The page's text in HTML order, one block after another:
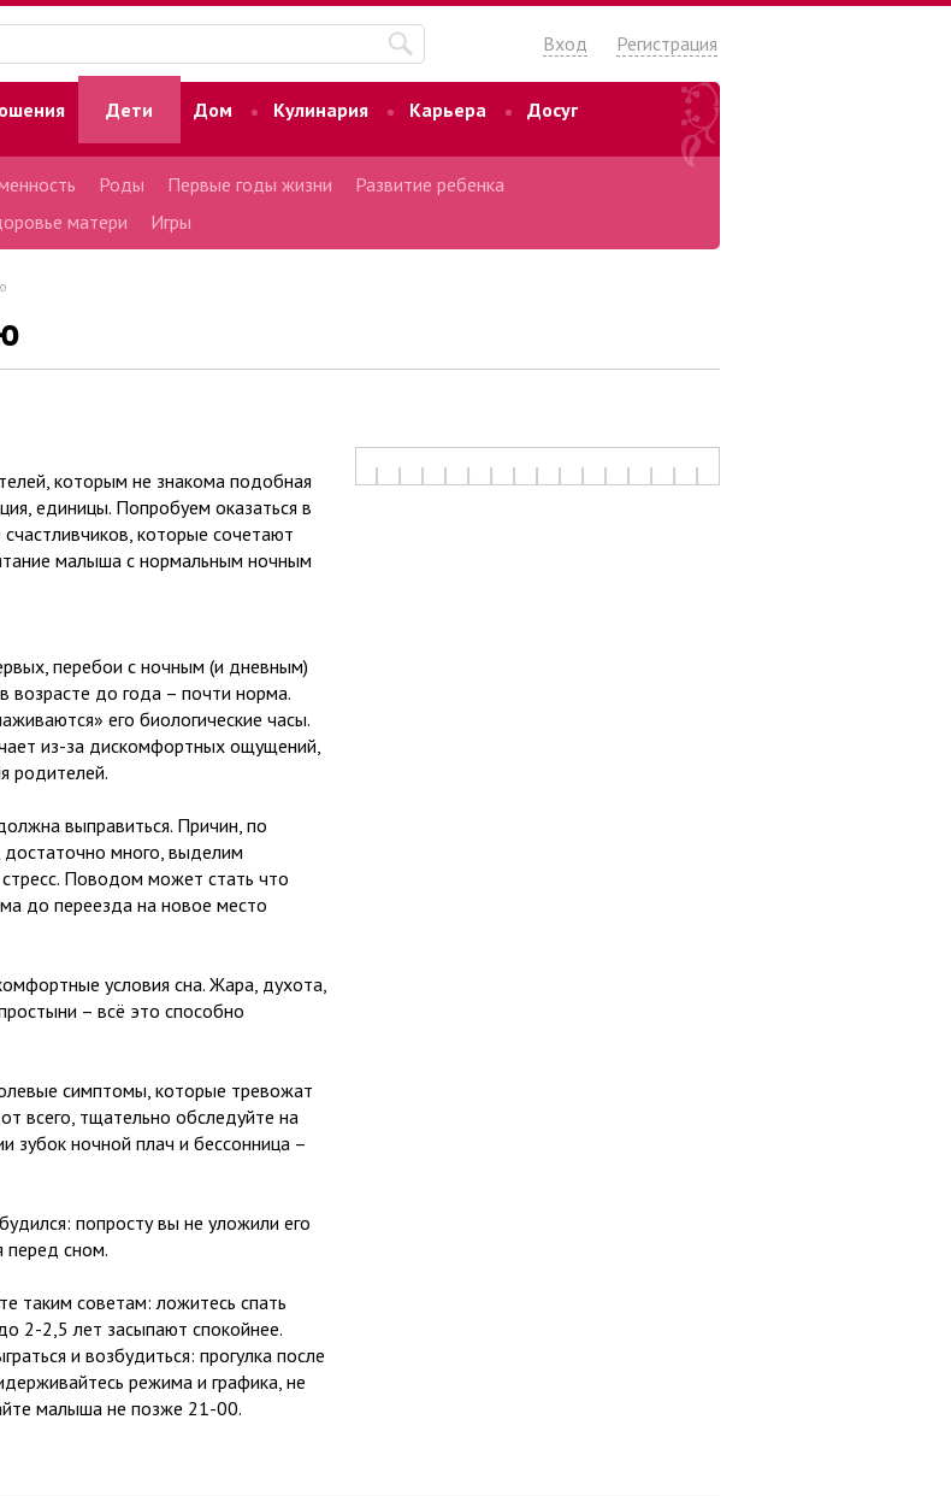
Вход Регистрация
Дети Дом Кулинария Карьера
Досуг
Роды Первые годы жизни
Развитие ребенка
матери Игры
которым не знакома подобная
единицы. Попробуем оказаться в
счастливчиков, которые сочетают
малыша с нормальным ночным
перебои с ночным (и дневным)
возрасте до года – почти норма.
его биологические часы.
из-за дискомфортных ощущений,
родителей.
выправиться. Причин, по
много, выделим
Поводом может стать что
до переезда на новое место
условия сна. Жара, духота,
– всё это способно
симптомы, которые тревожат
всего, тщательно обследуйте на
зубок ночной плач и бессонница –
попросту вы не уложили его
перед сном.
таким советам: ложитесь спать
2-2,5 лет засыпают спокойнее.
и возбудиться: прогулка после
режима и графика, не
малыша не позже 21-00.